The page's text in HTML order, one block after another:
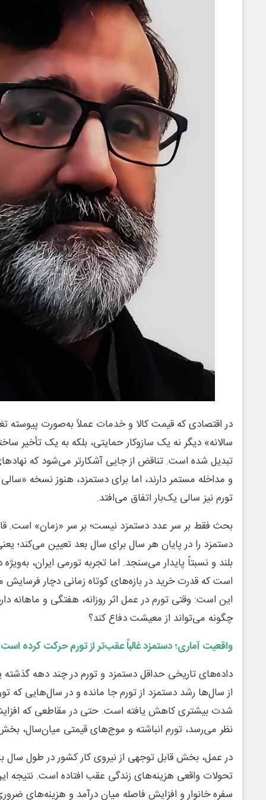
در اقتصادی که قیمت کالا و خدمات عملاً به‌صورت پیوسته
سالانه» دیگر نه یک سازوکار حمایتی، بلکه به یک تأخیر
تبدیل شده است. تناقض از جایی آشکارتر می‌شود که نهادهای
و مداخله مستمر دارند، اما برای دستمزد، هنوز نسخه
تورم نیز سالی یک‌بار اتفاق می‌افتد.
بحث فقط بر سر عدد دستمزد نیست؛ بر سر «زمان» است.
دستمزد را در پایان هر سال برای سال بعد تعیین می‌کند؛
بلند و نسبتاً پایدار می‌سنجد. اما تجربه تورمی ایران،
است که قدرت خرید در بازه‌های کوتاه زمانی دچار فرسایش
این است: وقتی تورم در عمل اثر روزانه، هفتگی و ماهانه
چگونه می‌تواند از معیشت دفاع کند؟
واقعیت آماری؛ دستمزد غالباً عقب‌تر از تورم حرکت کرده است
داده‌های تاریخی حداقل دستمزد و تورم در چند دهه
از سال‌ها رشد دستمزد از تورم جا مانده و در سال‌هایی که
شدت بیشتری کاهش یافته است. حتی در مقاطعی که
نظر می‌رسد، تورم انباشته و موج‌های قیمتی میان‌سال،
در عمل، بخش قابل توجهی از نیروی کار کشور در طول سال
تحولات واقعی هزینه‌های زندگی عقب افتاده است. نتیجه
سفره خانوار و افزایش فاصله میان درآمد و هزینه‌های